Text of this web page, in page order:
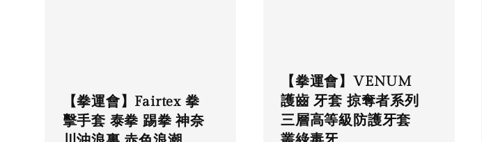
【拳運會】Fairtex 拳
擊手套 泰拳 踢拳 神奈
【拳運會】VENUM
護齒 牙套 掠奪者系列
三層高等級防護牙套